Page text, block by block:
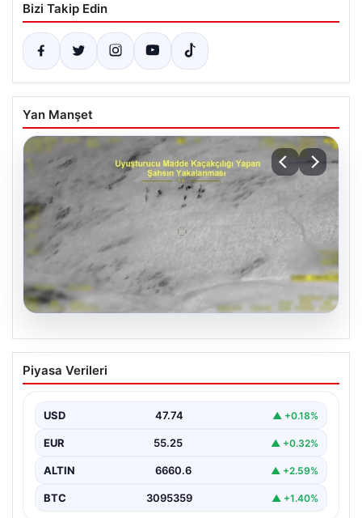
Bizi Takip Edin
Yan Manşet
07.08.2026
Hakkari’de JİHA Destekli Operasyonda
253 Kilo Uyuşturucu Ele Geçirildi
Hakkari'de jandarma ekipleri tarafından gerçekleştirilen
ve Jandarma İnsansız…
Piyasa Verileri
USD 47.74 ▲ +0.18%
EUR 55.25 ▲ +0.32%
ALTIN 6660.6 ▲ +2.59%
BTC 3095359 ▲ +1.40%